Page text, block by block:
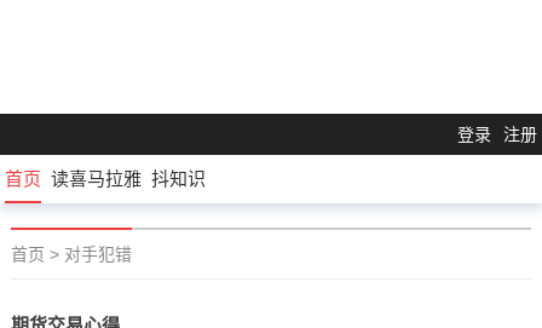
登录 注册
首页 读喜马拉雅 抖知识
首页 > 对手犯错